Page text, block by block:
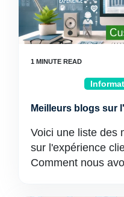
Meilleurs blogs sur
Voici une liste des
sur l'expérience
Comment nous